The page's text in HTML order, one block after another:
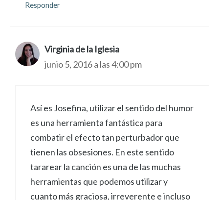
Responder
Virginia de la Iglesia
junio 5, 2016 a las 4:00 pm
Así es Josefina, utilizar el sentido del humor
es una herramienta fantástica para
combatir el efecto tan perturbador que
tienen las obsesiones. En este sentido
tararear la canción es una de las muchas
herramientas que podemos utilizar y
cuanto más graciosa, irreverente e incluso